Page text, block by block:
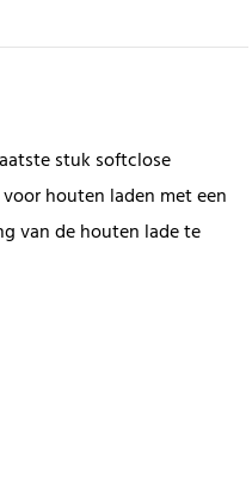
stuk softclose
houten laden met een
van de houten lade te